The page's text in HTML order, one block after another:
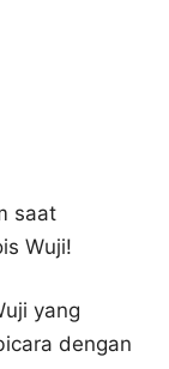
saat
Wuji!
yang
dengan